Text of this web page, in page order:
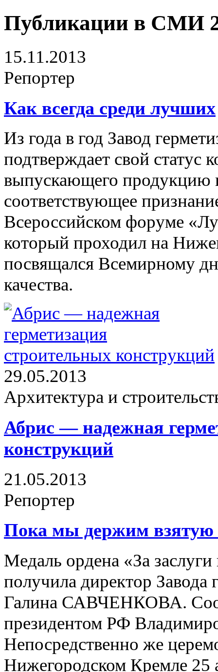
Публикации в СМИ
15.11.2013
Репортер
Как всегда среди лучших
Из года в год Завод
подтверждает свой статус
выпускающего продукцию
соответствующее
Всероссийском форуме
который проходил на
посвящался Всемирному
качества.
29.05.2013
Архитектура и
Абрис — надежная
конструкций
21.05.2013
Репортер
Пока мы держим взятую
Медаль ордена «За
получила директор
Галина САВЧЕНКОВА.
президентом РФ
Непосредственно же
Нижегородском Кремле 25